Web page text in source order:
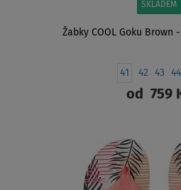
SKLADEM
Žabky COOL Goku Brown
41 42 43 44
od 759